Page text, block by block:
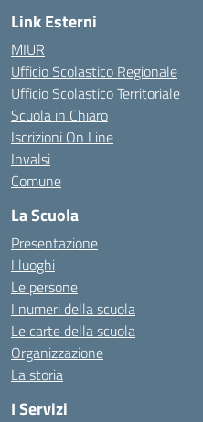
Link Esterni
MIUR
Ufficio Scolastico Regionale
Ufficio Scolastico Territoriale
Scuola in Chiaro
Iscrizioni On Line
Invalsi
Comune
La Scuola
Presentazione
I luoghi
Le persone
I numeri della scuola
Le carte della scuola
Organizzazione
La storia
I Servizi